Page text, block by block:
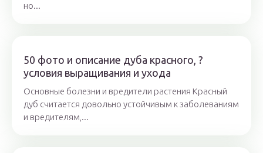
но...
50 фото и описание дуба красного, ?
условия выращивания и ухода
Основные болезни и вредители растения Красный
дуб считается довольно устойчивым к заболеваниям
и вредителям,...